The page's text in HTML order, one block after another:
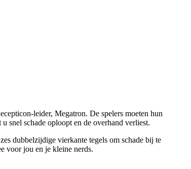
leider, Megatron. De spelers moeten hun
snel schade oploopt en de overhand verliest.
dubbelzijdige vierkante tegels om schade bij te
voor jou en je kleine nerds.